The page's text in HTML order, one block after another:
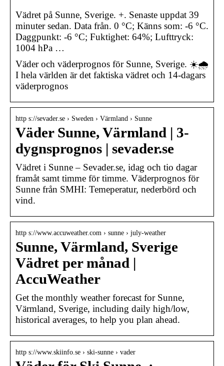
Vädret på Sunne, Sverige. +. Senaste uppdat 39
minuter sedan. Data från. 0 °C; Känns som: -6 °C.
Daggpunkt: -6 °C; Fuktighet: 64%; Lufttryck:
1004 hPa …
Väder och väderprognos för Sunne, Sverige. ☀️🌧️
I hela världen är det faktiska vädret och 14-dagars
väderprognos
http s://sevader.se › Sweden › Värmland › Sunne
Väder Sunne, Värmland | 3-
dygnsprognos | sevader.se
Vädret i Sunne – Sevader.se, idag och tio dagar
framåt samt timme för timme. Väderprognos för
Sunne från SMHI: Temeperatur, nederbörd och
vind.
http s://www.accuweather.com › sunne › july-weather
Sunne, Värmland, Sverige
Vädret per månad |
AccuWeather
Get the monthly weather forecast for Sunne,
Värmland, Sverige, including daily high/low,
historical averages, to help you plan ahead.
http s://www.skiinfo.se › ski-sunne › vader